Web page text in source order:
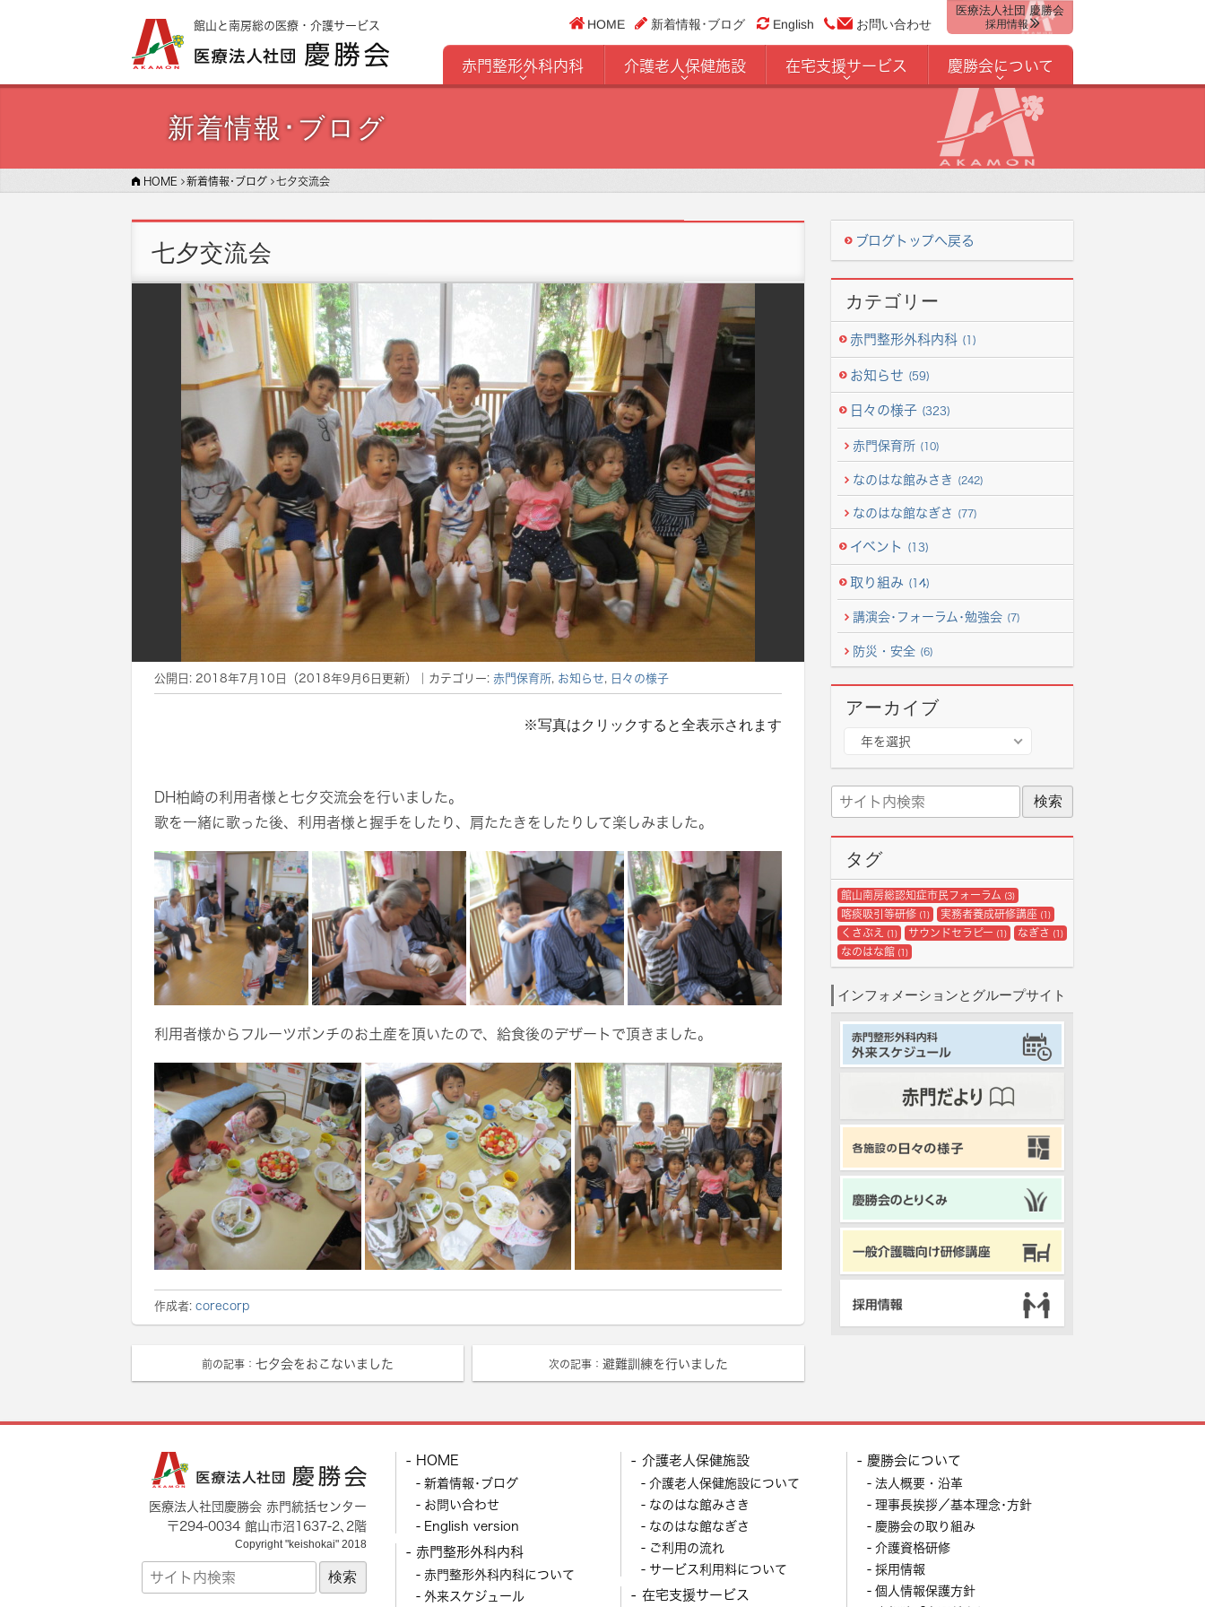
館山と南房総の医療・介護サービス HOME 新着情報･ブログ English お問い合わせ
医療法人社団 慶勝会
採用情報
赤門整形外科内科 介護老人保健施設 在宅支援サービス 慶勝会について
新着情報･ブログ
HOME 新着情報･ブログ 七夕交流会
七夕交流会
公開日: 2018年7月10日 （2018年9月6日更新） ｜カテゴリー: 赤門保育所, お知らせ, 日々の様子
※写真はクリックすると全表示されます
DH柏崎の利用者様と七夕交流会を行いました。
歌を一緒に歌った後、利用者様と握手をしたり、肩たたきをしたりして楽しみました。
利用者様からフルーツポンチのお土産を頂いたので、給食後のデザートで頂きました。
作成者: corecorp
前の記事： 七夕会をおこないました 次の記事： 避難訓練を行いました
ブログトップへ戻る
カテゴリー
赤門整形外科内科 (1)
お知らせ (59)
日々の様子 (323)
赤門保育所 (10)
なのはな館みさき (242)
なのはな館なぎさ (77)
イベント (13)
取り組み (14)
講演会･フォーラム･勉強会 (7)
防災・安全 (6)
アーカイブ
ブ
年を選択
イ
ト
タグ
館山南房総認知症市民フォーラム (3)
喀痰吸引等研修(1) 実務者養成研修講座 (1)
くさぶえ (1) サウンドセラピー (1) なぎさ (1)
なのはな館(1)
インフォメーションとグループサイト
HOME
新着情報･ブログ
お問い合わせ
English version
赤門整形外科内科
赤門整形外科内科について
外来スケジュール
介護老人保健施設
介護老人保健施設について
なのはな館みさき
なのはな館なぎさ
ご利用の流れ
サービス利用料について
在宅支援サービス
慶勝会について
法人概要・沿革
理事長挨拶／基本理念･方針
慶勝会の取り組み
介護資格研修
採用情報
個人情報保護方針
医療法人社団慶勝会 赤門統括センター
〒294-0034 館山市沼1637-2､2階
Copyright "keishokai" 2018
サ
ト